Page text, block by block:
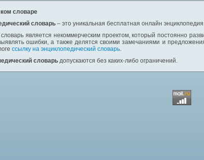
словаре
словарь – это уникальная бесплатная онлайн
является некоммерческим проектом, который постоянно
ошибки, а также делятся своими замечаниями и
ссылку на энциклопедический словарь.
словарь допускаются без каких-либо ограничений.